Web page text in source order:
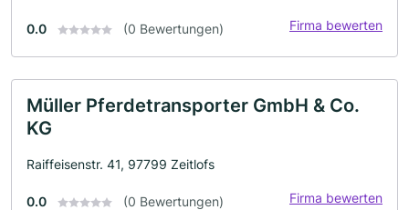
0.0 (0 Bewertungen) Firma bewerten
Müller Pferdetransporter GmbH & Co.
KG
Raiffeisenstr. 41, 97799 Zeitlofs
0.0 (0 Bewertungen) Firma bewerten